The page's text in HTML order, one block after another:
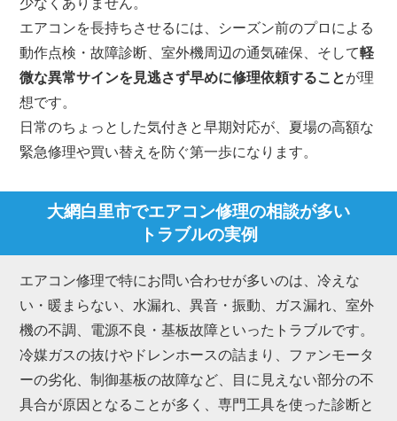
少なくありません。
エアコンを長持ちさせるには、シーズン前のプロによる
動作点検・故障診断、室外機周辺の通気確保、そして軽
微な異常サインを見逃さず早めに修理依頼することが理
想です。
日常のちょっとした気付きと早期対応が、夏場の高額な
緊急修理や買い替えを防ぐ第一歩になります。
大網白里市でエアコン修理の相談が多い
トラブルの実例
エアコン修理で特にお問い合わせが多いのは、冷えな
い・暖まらない、水漏れ、異音・振動、ガス漏れ、室外
機の不調、電源不良・基板故障といったトラブルです。
冷媒ガスの抜けやドレンホースの詰まり、ファンモータ
ーの劣化、制御基板の故障など、目に見えない部分の不
具合が原因となることが多く、専門工具を使った診断と